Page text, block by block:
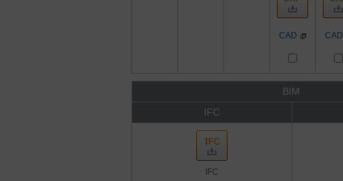
CAD CAD
BIM
IFC
IFC